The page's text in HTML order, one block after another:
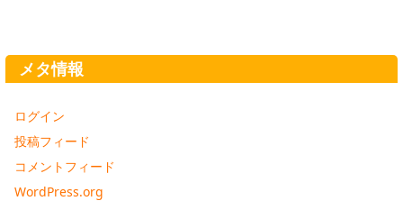
メタ情報
ログイン
投稿フィード
コメントフィード
WordPress.org